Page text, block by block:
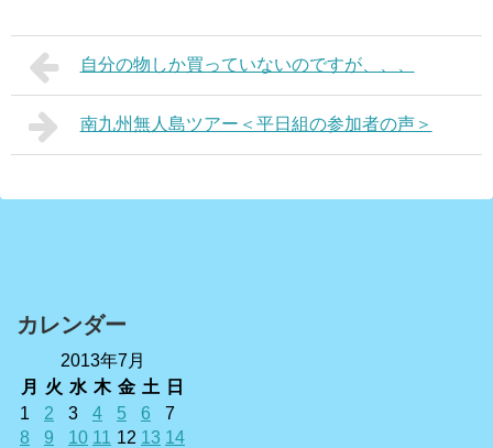
自分の物しか買っていないのですが、、、
南九州無人島ツアー＜平日組の参加者の声＞
カレンダー
2013年7月
月
火 水 木 金 土 日
1 2 3 4 5 6
7
8
9 10 11 12 13 14